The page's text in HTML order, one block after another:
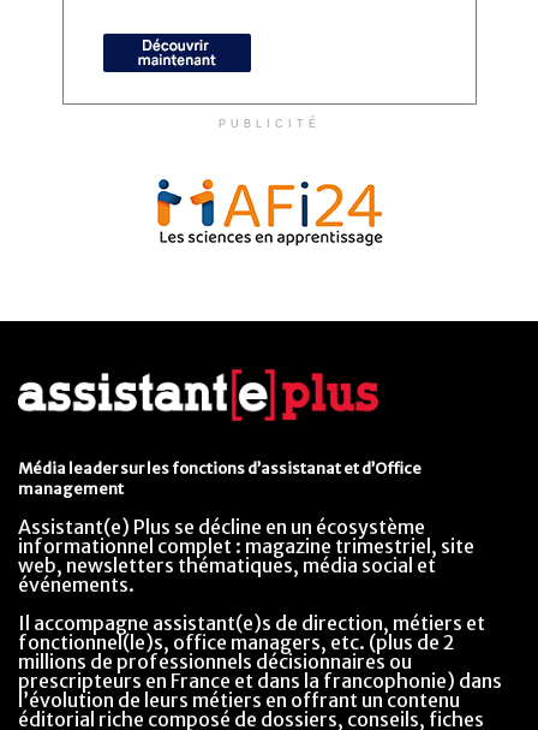
PUBLICITÉ
Média leader sur les fonctions d’assistanat et d’Office
management
Assistant(e) Plus se décline en un écosystème
informationnel complet : magazine trimestriel, site
web, newsletters thématiques, média social et
événements.
Il accompagne assistant(e)s de direction, métiers et
fonctionnel(le)s, office managers, etc. (plus de 2
millions de professionnels décisionnaires ou
prescripteurs en France et dans la francophonie) dans
l’évolution de leurs métiers en offrant un contenu
éditorial riche composé de dossiers, conseils, fiches